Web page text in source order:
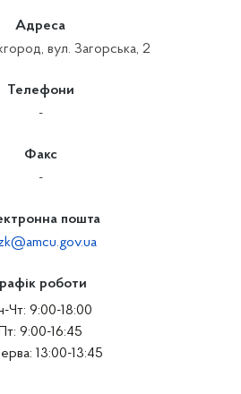
Адреса
вул. Загорська, 2
Телефони
-
Факс
-
пошта
роботи
Чт: 9:00-18:00
Пт: 9:00-16:45
13:00-13:45